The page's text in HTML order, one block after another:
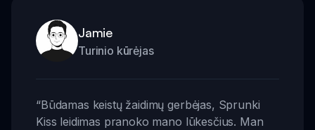
Jamie
Turinio kūrėjas
“Būdamas keistų žaidimų gerbėjas, Sprunki
Kiss leidimas pranoko mano lūkesčius. Man